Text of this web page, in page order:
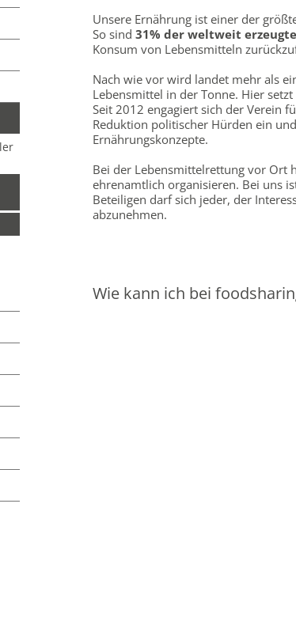
Unsere Ernährung ist einer der
So sind 31% der weltweit
Konsum von Lebensmitteln
Nach wie vor wird landet mehr als
Lebensmittel in der Tonne. Hier
Seit 2012 engagiert sich der Verein
Reduktion politischer Hürden ein
Ernährungskonzepte.
Bei der Lebensmittelrettung vor Ort
ehrenamtlich organisieren. Bei uns
Beteiligen darf sich jeder, der
abzunehmen.
Wie kann ich bei